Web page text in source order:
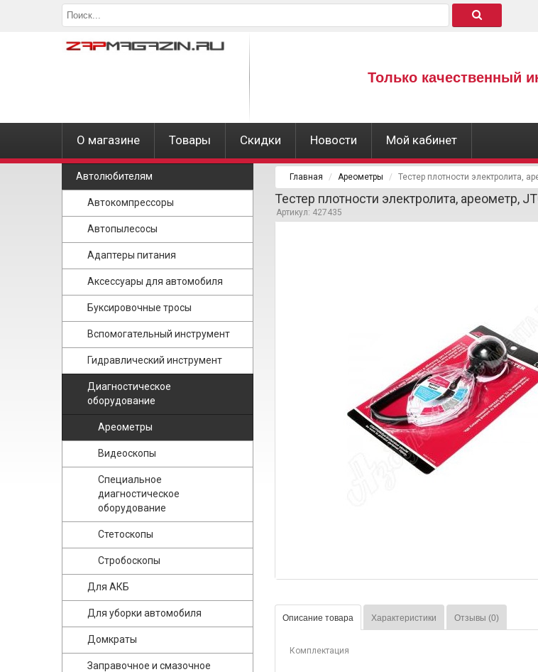
Только качественный
О магазине Товары Скидки Новости Мой кабинет
Автолюбителям
Автокомпрессоры
Автопылесосы
Адаптеры питания
Аксессуары для автомобиля
Буксировочные тросы
Вспомогательный инструмент
Гидравлический инструмент
Диагностическое
оборудование
Ареометры
Видеоскопы
Специальное
диагностическое
оборудование
Стетоскопы
Стробоскопы
Для АКБ
Для уборки автомобиля
Домкраты
Заправочное и смазочное
Главная Ареометры Тестер плотности электролита,
Тестер плотности электролита, ареометр,
Артикул: 427435
Описание товара Характеристики Отзывы (0)
Комплектация